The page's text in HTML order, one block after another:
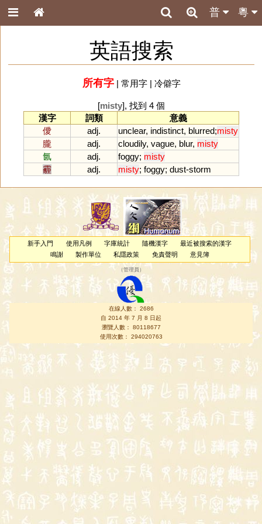
粵
普
英語搜索
所有字| 常用字| 冷僻字
[misty], 找到 4 個
漢字
詞類
意義
僾
adj. unclear, indistinct, blurred;misty
朧
adj. cloudily, vague, blur, misty
氤
adj. foggy; misty
霾
adj. misty; foggy; dust-storm
新手入門 使用凡例 字庫統計 隨機漢字
最近被搜索的漢字
鳴謝
製作單位 私隱政策 免責聲明 意見簿
（管理員 ）
在線人數： 2686
自 2014 年 7 月 8 日起
瀏覽人數： 80118677
使用次數： 294020763